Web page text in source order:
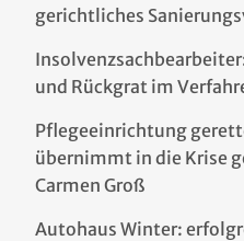
gerichtliches
und Rückgrat im
Pflegeeinrichtung
übernimmt in die Krise
Carmen Groß
Autohaus Winter: